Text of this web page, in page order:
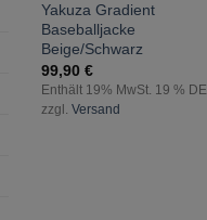
Yakuza Gradient
Baseballjacke
Beige/Schwarz
99,90 €
Enthält 19% MwSt. 19 % DE
zzgl. Versand